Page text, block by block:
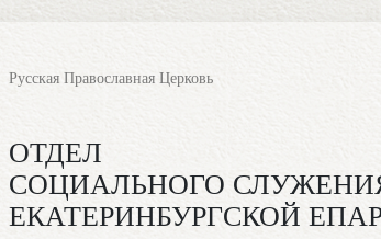
Русская Православная Церковь
ОТДЕЛ
СОЦИАЛЬНОГО
ЕКАТЕРИНБУРГСКОЙ